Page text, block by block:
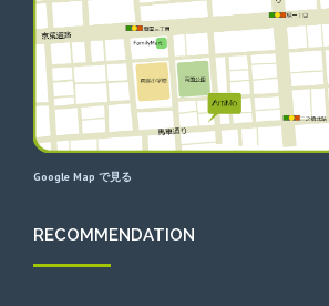
Google Map で見る
RECOMMENDATION